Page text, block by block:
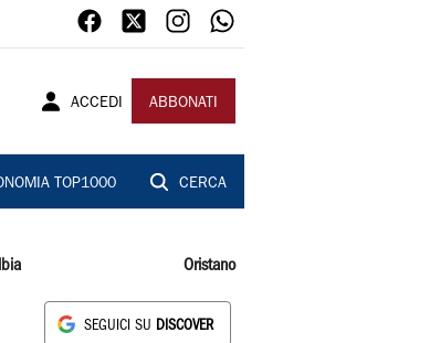
ACCEDI ABBONATI
TOP1000 CERCA
Oristano
SEGUICI SU DISCOVER